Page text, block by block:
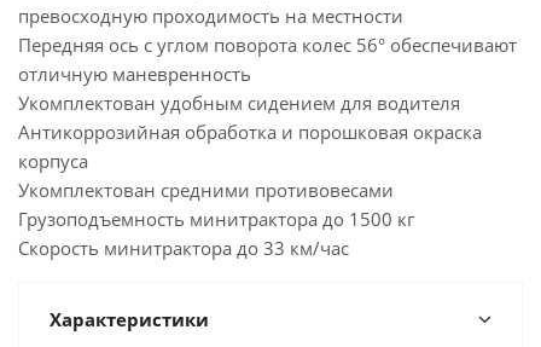
превосходную проходимость на местности
Передняя ось с углом поворота колес 56° обеспечивают
отличную маневренность
Укомплектован удобным сидением для водителя
Антикоррозийная обработка и порошковая окраска
корпуса
Укомплектован средними противовесами
Грузоподъемность минитрактора до 1500 кг
Скорость минитрактора до 33 км/час
Характеристики